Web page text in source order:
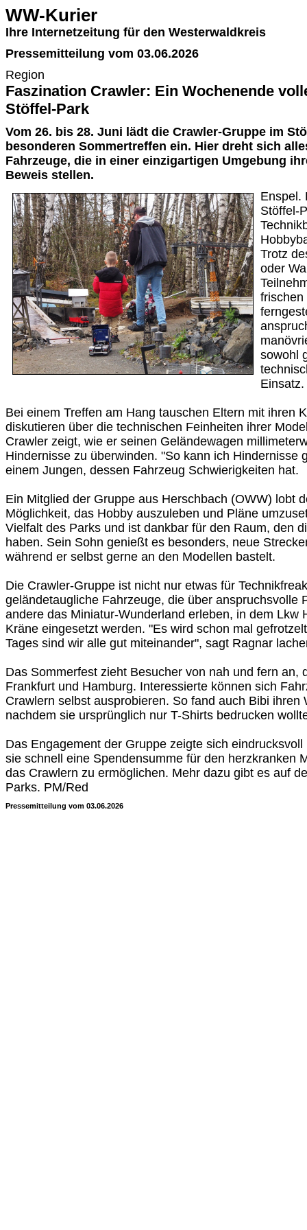
WW-Kurier
Ihre Internetzeitung für den Westerwaldkreis
Pressemitteilung vom 03.06.2026
Region
Faszination Crawler: Ein Wochenende
Stöffel-Park
Vom 26. bis 28. Juni lädt die Crawler-Gruppe im
besonderen Sommertreffen ein. Hier dreht sich
Fahrzeuge, die in einer einzigartigen Umgebung
Beweis stellen.
Enspel.
Stöffel-
Trotz
oder
frischen
sowohl
Einsatz.
Bei einem Treffen am Hang tauschen Eltern mit ihren
diskutieren über die technischen Feinheiten ihrer
Crawler zeigt, wie er seinen Geländewagen
Hindernisse zu überwinden. "So kann ich Hindernisse
einem Jungen, dessen Fahrzeug Schwierigkeiten hat.
Ein Mitglied der Gruppe aus Herschbach (OWW) lobt
Möglichkeit, das Hobby auszuleben und Pläne
Vielfalt des Parks und ist dankbar für den Raum, den
haben. Sein Sohn genießt es besonders, neue
während er selbst gerne an den Modellen bastelt.
Die Crawler-Gruppe ist nicht nur etwas für
geländetaugliche Fahrzeuge, die über anspruchsvolle
andere das Miniatur-Wunderland erleben, in dem Lkw
Kräne eingesetzt werden. "Es wird schon mal
Tages sind wir alle gut miteinander", sagt Ragnar
Das Sommerfest zieht Besucher von nah und fern an,
Frankfurt und Hamburg. Interessierte können sich
Crawlern selbst ausprobieren. So fand auch Bibi ihren
nachdem sie ursprünglich nur T-Shirts bedrucken
Das Engagement der Gruppe zeigte sich
sie schnell eine Spendensumme für den herzkranken
das Crawlern zu ermöglichen. Mehr dazu gibt es auf
Parks. PM/Red
Pressemitteilung vom 03.06.2026